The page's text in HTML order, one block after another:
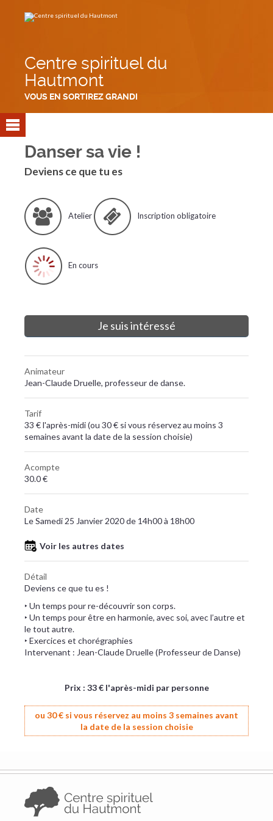
contenu.
Centre spirituel du
Hautmont
VOUS EN SORTIREZ GRANDI
Danser sa vie !
Deviens ce que tu es
Atelier Inscription obligatoire
En cours
Je suis intéressé
Animateur
Jean-Claude Druelle, professeur de danse.
Tarif
33 € l'après-midi (ou 30 € si vous réservez au moins 3
semaines avant la date de la session choisie)
Acompte
30.0 €
Date
Le Samedi 25 Janvier 2020 de 14h00 à 18h00
Voir les autres dates
Détail
Deviens ce que tu es !
‣ Un temps pour re-découvrir son corps.
‣ Un temps pour être en harmonie, avec soi, avec l’autre et
le tout autre.
‣ Exercices et chorégraphies
Intervenant : Jean-Claude Druelle (Professeur de Danse)
Prix : 33 € l'après-midi par personne
ou 30 € si vous réservez au moins 3 semaines avant
la date de la session choisie